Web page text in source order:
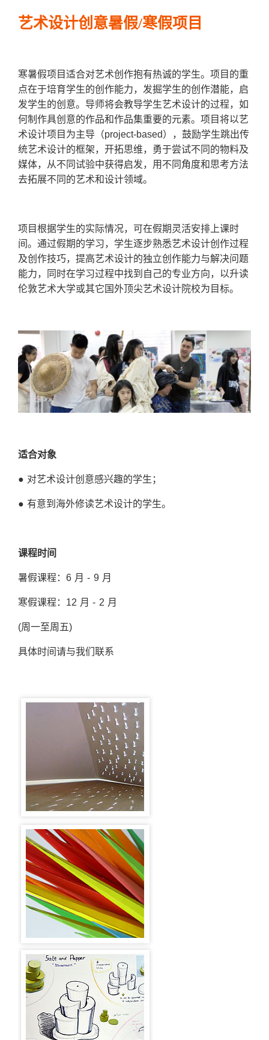
艺术设计创意暑假/寒假项目
寒暑假项目适合对艺术创作抱有热诚的学生。项目的重
点在于培育学生的创作能力，发掘学生的创作潜能，启
发学生的创意。导师将会教导学生艺术设计的过程，如
何制作具创意的作品和作品集重要的元素。项目将以艺
术设计项目为主导（project-based），鼓励学生跳出传
统艺术设计的框架，开拓思维，勇于尝试不同的物料及
媒体，从不同试验中获得启发，用不同角度和思考方法
去拓展不同的艺术和设计领域。
项目根据学生的实际情况，可在假期灵活安排上课时
间。通过假期的学习，学生逐步熟悉艺术设计创作过程
及创作技巧，提高艺术设计的独立创作能力与解决问题
能力，同时在学习过程中找到自己的专业方向，以升读
伦敦艺术大学或其它国外顶尖艺术设计院校为目标。
适合对象
● 对艺术设计创意感兴趣的学生；
● 有意到海外修读艺术设计的学生。
课程时间
暑假课程：6 月 - 9 月
寒假课程：12 月 - 2 月
(周一至周五)
具体时间请与我们联系